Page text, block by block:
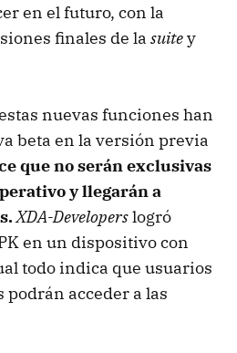
en el futuro, con la
finales de la suitey
nuevas funciones han
beta en la versión previa
que no serán exclusivas
y llegarán a
XDA-Developerslogró
en un dispositivo con
todo indica que usuarios
acceder a las